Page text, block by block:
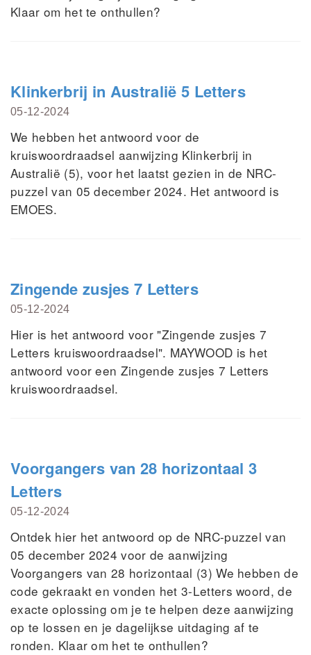
Klaar om het te onthullen?
Klinkerbrij in Australië 5 Letters
05-12-2024
We hebben het antwoord voor de
kruiswoordraadsel aanwijzing Klinkerbrij in
Australië (5), voor het laatst gezien in de NRC-
puzzel van 05 december 2024. Het antwoord is
EMOES.
Zingende zusjes 7 Letters
05-12-2024
Hier is het antwoord voor "Zingende zusjes 7
Letters kruiswoordraadsel". MAYWOOD is het
antwoord voor een Zingende zusjes 7 Letters
kruiswoordraadsel.
Voorgangers van 28 horizontaal 3
Letters
05-12-2024
Ontdek hier het antwoord op de NRC-puzzel van
05 december 2024 voor de aanwijzing
Voorgangers van 28 horizontaal (3) We hebben de
code gekraakt en vonden het 3-Letters woord, de
exacte oplossing om je te helpen deze aanwijzing
op te lossen en je dagelijkse uitdaging af te
ronden. Klaar om het te onthullen?